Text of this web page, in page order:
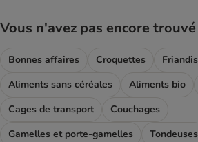
Vous n'avez pas encore
Bonnes affaires Croquettes
Aliments sans céréales
Aliments bio
Cages de transport
Couchages
Gamelles et porte-gamelles
Tondeuses